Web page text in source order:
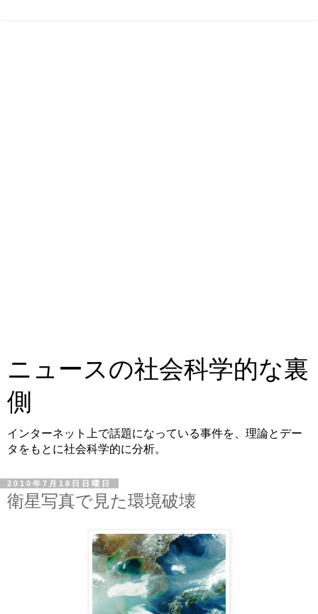
ニュースの社会科学的な裏
側
インターネット上で話題になっている事件を、理論とデー
タをもとに社会科学的に分析。
2010年7月18日日曜日
衛星写真で見た環境破壊